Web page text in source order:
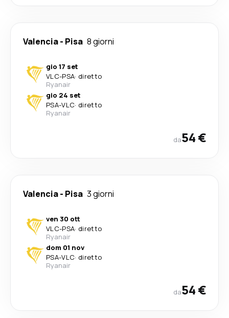
Valencia- Pisa 8 giorni
gio 17 set
VLC-PSA· diretto
Ryanair
gio 24 set
PSA-VLC· diretto
Ryanair
da54 €
Valencia- Pisa 3 giorni
ven 30 ott
VLC-PSA· diretto
Ryanair
dom 01 nov
PSA-VLC· diretto
Ryanair
da54 €